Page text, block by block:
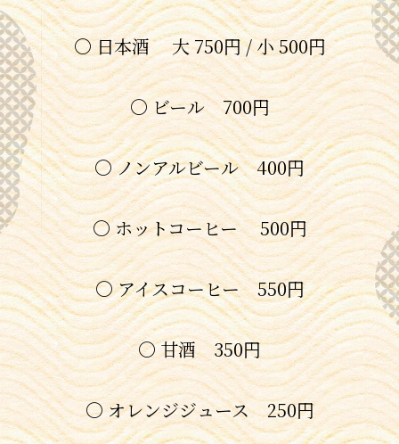
〇 日本酒 大 750円 / 小 500円
〇 ビール 700円
〇 ノンアルビール 400円
〇 ホットコーヒー 500円
〇 アイスコーヒー 550円
〇 甘酒 350円
〇 オレンジジュース 250円